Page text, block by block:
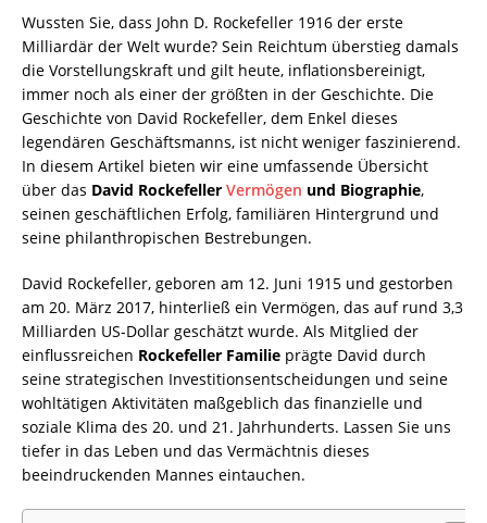
Wussten Sie, dass John D. Rockefeller 1916 der erste
Milliardär der Welt wurde? Sein Reichtum überstieg damals
die Vorstellungskraft und gilt heute, inflationsbereinigt,
immer noch als einer der größten in der Geschichte. Die
Geschichte von David Rockefeller, dem Enkel dieses
legendären Geschäftsmanns, ist nicht weniger faszinierend.
In diesem Artikel bieten wir eine umfassende Übersicht
über das David Rockefeller Vermögen und Biographie,
seinen geschäftlichen Erfolg, familiären Hintergrund und
seine philanthropischen Bestrebungen.
David Rockefeller, geboren am 12. Juni 1915 und gestorben
am 20. März 2017, hinterließ ein Vermögen, das auf rund 3,3
Milliarden US-Dollar geschätzt wurde. Als Mitglied der
einflussreichen Rockefeller Familie prägte David durch
seine strategischen Investitionsentscheidungen und seine
wohltätigen Aktivitäten maßgeblich das finanzielle und
soziale Klima des 20. und 21. Jahrhunderts. Lassen Sie uns
tiefer in das Leben und das Vermächtnis dieses
beeindruckenden Mannes eintauchen.